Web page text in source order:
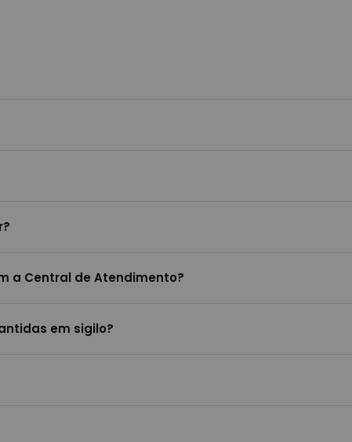
a Central de Atendimento?
em sigilo?